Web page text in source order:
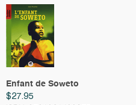
Enfant de Soweto
$27.95